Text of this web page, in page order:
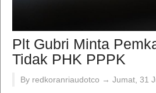
Plt Gubri Minta
Tidak PHK PPPK
By redkoranriaudotco → Jumat, 31